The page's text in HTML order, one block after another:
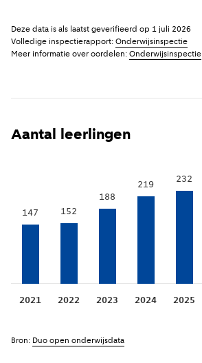
Deze data is als laatst geverifieerd op 1 juli 2026
Volledige inspectierapport: Onderwijsinspectie
Meer informatie over oordelen: Onderwijsinspectie
Aantal leerlingen
2021
147
2022
152
2023
188
2024
219
2025
232
Bron: Duo open onderwijsdata